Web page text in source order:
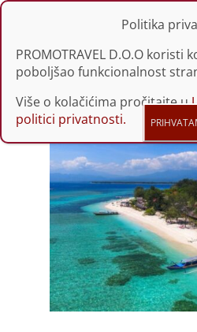
Politika
PROMOTRAVEL D.O.O koristi
poboljšao funkcionalnost
Više o kolačićima pročitajte u
politici privatnosti.